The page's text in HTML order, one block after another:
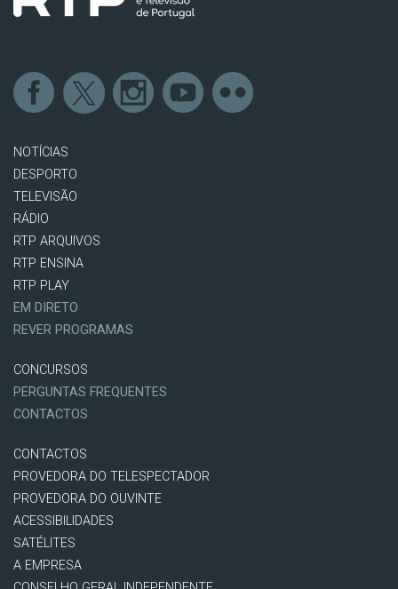
NOTÍCIAS
DESPORTO
TELEVISÃO
RÁDIO
RTP ARQUIVOS
RTP ENSINA
RTP PLAY
EM DIRETO
REVER PROGRAMAS
CONCURSOS
PERGUNTAS FREQUENTES
CONTACTOS
CONTACTOS
PROVEDORA DO TELESPECTADOR
PROVEDORA DO OUVINTE
ACESSIBILIDADES
SATÉLITES
A EMPRESA